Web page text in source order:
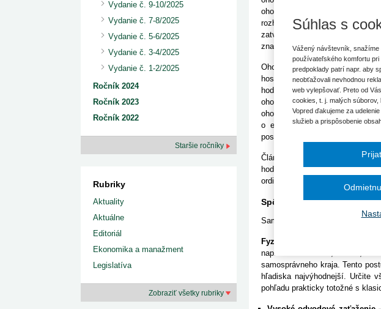
1. 7. 2026
redakcia
Ministerstvo zdravotníctva zverejnilo aktualizovaný
zoznam kategori...
29. 6. 2026
redakcia
Rezort zdravotníctva zverejnil zoznam
29. 6. 2026
redakcia
Výzva na podporu dostupnosti zdravotnej
22. 6. 2026
2014
2013
2011
2010
Od 1. augusta 2026 sa začína šesťmesačné prechodné
implementáciu nových elektronických služieb v elektronickej
ohodnocovanie podnikov bežne
rozhodovanie. V mnohých
zatvorení a presunutí do iného
znaleckého posudku.
Ohodnocovanie podnikov sa
hospodárstvo. V období
hodnoty podnikov v súvislosti
ohodnocovania dostatočne
ohodnocovanie podnikov bežne
o expanzii podniku prípadne
posudku.
Článok rieši problematiku
hodnota výrazne odlišná a
ordinácie a samozrejme
Spôsoby podnikania pri
Samotní lekári môžu podnikať a
Fyzické osoby
– najčastejšia
napríklad advokáti, notári,
samosprávneho kraja. Tento
hľadiska najvýhodnejší. Určite
pohľadu prakticky totožné s
Vydanie č. 9-10/2025
Vydanie č. 7-8/2025
Vydanie č. 5-6/2025
Vydanie č. 3-4/2025
Vydanie č. 1-2/2025
Ročník 2024
Ročník 2023
Ročník 2022
Staršie ročníky
Rubriky
Aktuality
Aktuálne
Editoriál
Ekonomika a manažment
Legislatíva
Zobraziť všetky rubriky
Súhlas s
Vážený návštevník,
používateľského komfortu
predpoklady patrí napr. aby
neobťažovali nevhodnou
web vylepšovať. Preto od
cookies, t. j. malých súborov,
Vopred ďakujeme za
služieb a prispôsobenie